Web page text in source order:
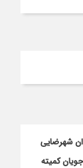
شهرضایی
کمیته